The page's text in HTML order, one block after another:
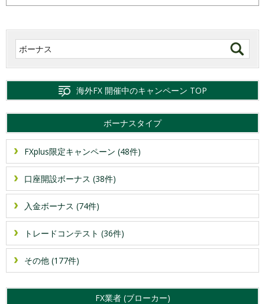
海外FX 開催中のキャンペーン TOP
ボーナスタイプ
FXplus限定キャンペーン (48件)
口座開設ボーナス (38件)
入金ボーナス (74件)
トレードコンテスト (36件)
その他 (177件)
FX業者 (ブローカー)